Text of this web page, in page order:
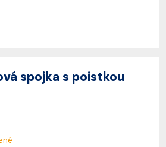
spojka s poistkou